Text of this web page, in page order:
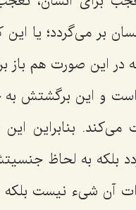
بر مى‌گردد؛ یا
كه در این صورت هم
است و این برگشتش
بنابراین
بلكه به لحاظ
آن شیء نیست بلكه